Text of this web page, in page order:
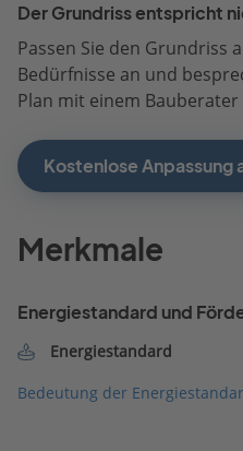
Der Grundriss entspricht
Passen Sie den Grundriss
Bedürfnisse an und
Plan mit einem
Kostenlose Anpassung
Merkmale
Energiestandard und
Energiestandard
Bedeutung der